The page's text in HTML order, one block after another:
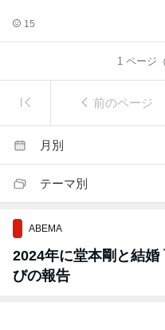
15
1ページ
前のページ
月別
テーマ別
ABEMA
2024年に堂本剛と結婚
びの報告